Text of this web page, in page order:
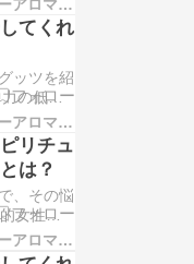
今世の
多くの存
わかっ
わった
か？ 父
【横浜】エンパシーアロマ予報&アロマ講座
てくれ
ッツを紹
の低
がます、
まい...な
身の不調
いろい
、それぞ
たいもの
【横浜】エンパシーアロマ予報&アロマ講座
リチュ
は？
、その悩
女性に
の原因
た原因を
【横浜】エンパシーアロマ予報&アロマ講座